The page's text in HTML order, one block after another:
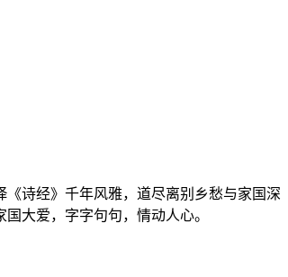
诗经》千年风雅，道尽离别乡愁与家国深
大爱，字字句句，情动人心。